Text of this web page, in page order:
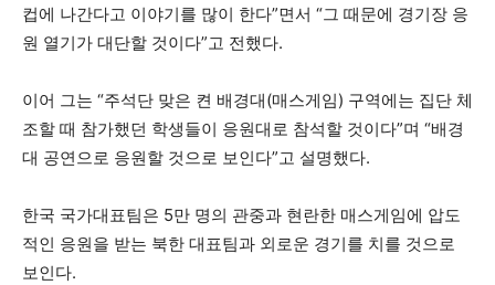
컵에 나간다고 이야기를 많이 한다”면서 “그 때문에 경기장 응
원 열기가 대단할 것이다”고 전했다.
이어 그는 “주석단 맞은 켠 배경대(매스게임) 구역에는 집단 체
조할 때 참가했던 학생들이 응원대로 참석할 것이다”며 “배경
대 공연으로 응원할 것으로 보인다”고 설명했다.
한국 국가대표팀은 5만 명의 관중과 현란한 매스게임에 압도
적인 응원을 받는 북한 대표팀과 외로운 경기를 치를 것으로
보인다.